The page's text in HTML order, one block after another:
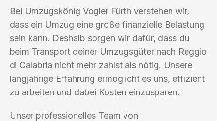
Bei Umzugskönig Vogler Fürth verstehen wir,
dass ein Umzug eine große finanzielle Belastung
sein kann. Deshalb sorgen wir dafür, dass du
beim Transport deiner Umzugsgüter nach Reggio
di Calabria nicht mehr zahlst als nötig. Unsere
langjährige Erfahrung ermöglicht es uns, effizient
zu arbeiten und dabei Kosten einzusparen.
Unser professionelles Team von